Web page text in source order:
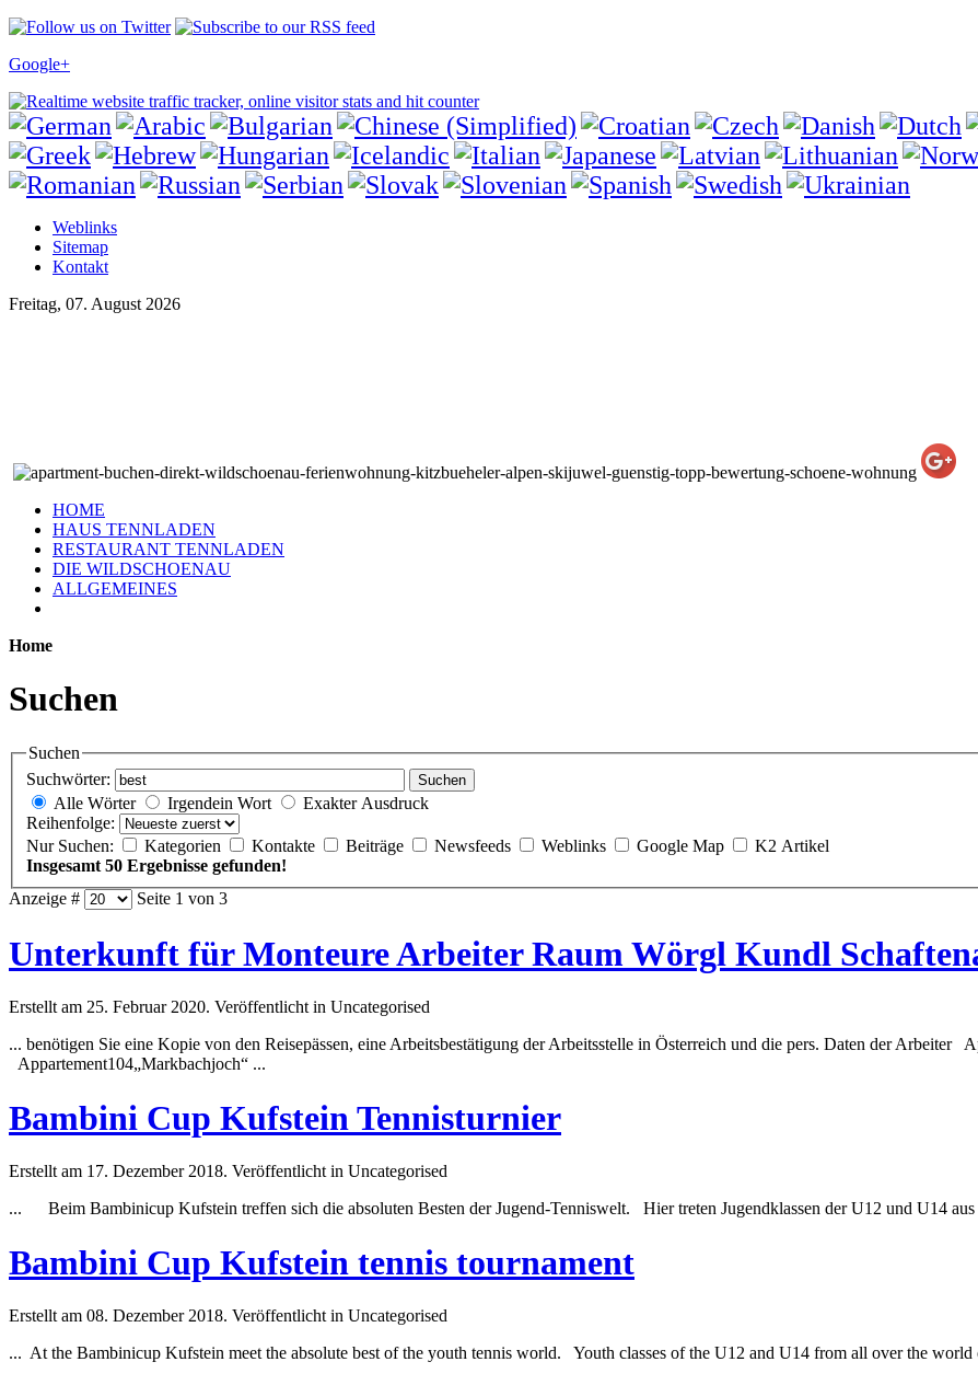
Google+
Weblinks
Sitemap
Kontakt
Freitag, 07. August 2026
HOME
HAUS TENNLADEN
RESTAURANT TENNLADEN
DIE WILDSCHOENAU
ALLGEMEINES
Home
Suchen
Suchen
Suchwörter:
Suchen
Alle Wörter Irgendein Wort
Exakter Ausdruck
Reihenfolge:
Nur Suchen:
Kategorien Kontakte Beiträge Newsfeeds Weblinks Google Map
K2 Artikel
Insgesamt 50 Ergebnisse gefunden!
Anzeige #
Seite 1 von 3
Unterkunft für Monteure Arbeiter Raum Wörgl Kundl
Erstellt am 25. Februar 2020. Veröffentlicht in Uncategorised
... benötigen Sie eine Kopie von den Reisepässen, eine Arbeitsbestätigung der Arbeitsstelle in Österreich und die pers. Daten der Arbeiter
Appartement104„Markbachjoch“ ...
Bambini Cup Kufstein Tennisturnier
Erstellt am 17. Dezember 2018. Veröffentlicht in Uncategorised
... Beim Bambinicup Kufstein treffen sich die absoluten Besten der Jugend-Tenniswelt. Hier treten Jugendklassen der U12 und U14
Bambini Cup Kufstein tennis tournament
Erstellt am 08. Dezember 2018. Veröffentlicht in Uncategorised
... At the Bambinicup Kufstein meet the absolute best of the youth tennis world. Youth classes of the U12 and U14 from all over the